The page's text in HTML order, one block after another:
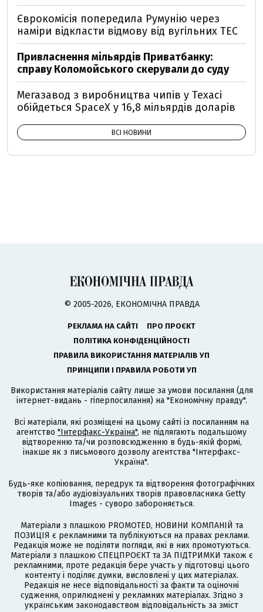
Єврокомісія попередила Румунію через
наміри відкласти відмову від вугільних ТЕС
Привласнення мільярдів Приватбанку:
справу Коломойського скерували до суду
Мегазавод з виробництва чипів у Техасі
обійдеться SpaceX у 16,8 мільярдів доларів
ВСІ НОВИНИ
© 2005-2026, ЕКОНОМІЧНА ПРАВДА
РЕКЛАМА НА САЙТІ
ПРО ПРОЄКТ
ПОЛІТИКА КОНФІДЕНЦІЙНОСТІ
ПРАВИЛА ВИКОРИСТАННЯ МАТЕРІАЛІВ УП
ПРИНЦИПИ І ПРАВИЛА РОБОТИ УП
Використання матеріалів сайту лише за умови посилання (для
інтернет-видань - гіперпосилання) на "Економічну правду".
Всі матеріали, які розміщені на цьому сайті із посиланням на
агентство "Інтерфакс-Україна", не підлягають подальшому
відтворенню та/чи розповсюдженню в будь-якій формі,
інакше як з письмового дозволу агентства "Інтерфакс-
Україна".
Будь-яке копіювання, передрук та відтворення фотографічних
творів та/або аудіовізуальних творів правовласника Getty
Images - суворо забороняється.
Матеріали з плашкою PROMOTED, НОВИНИ КОМПАНІЙ та
ПОЗИЦІЯ є рекламними та публікуються на правах реклами.
Редакція може не поділяти погляди, які в них промотуються.
Матеріали з плашкою СПЕЦПРОЄКТ та ЗА ПІДТРИМКИ також є
рекламними, проте редакція бере участь у підготовці цього
контенту і поділяє думки, висловлені у цих матеріалах.
Редакція не несе відповідальності за факти та оціночні
судження, оприлюднені у рекламних матеріалах. Згідно з
українським законодавством відповідальність за зміст